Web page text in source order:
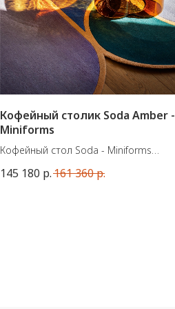
Кофейный столик Soda Amber -
Miniforms
Кофейный стол Soda - Miniforms
Размеры: Ø38x45В
145 180 р.161 360р.